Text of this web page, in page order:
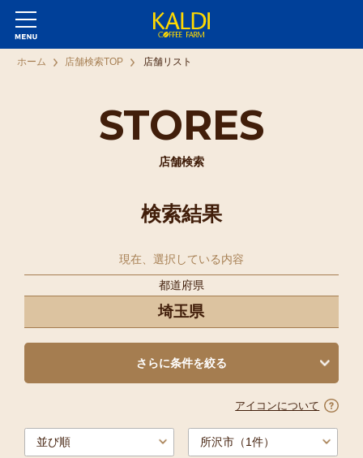
STORES
店舗検索
ホーム 店舗検索TOP 店舗リスト
検索結果
現在、選択している内容
都道府県
埼玉県
さらに条件を絞る
アイコンについて